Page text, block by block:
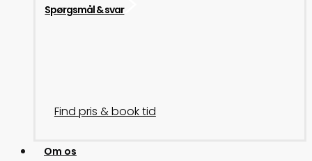
Spørgsmål & svar
Find pris & book tid
Om os